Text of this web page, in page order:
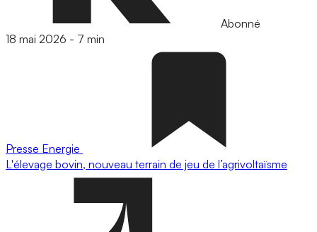
Abonné
18 mai 2026 - 7 min
Presse Energie
L'élevage bovin, nouveau terrain de jeu de l’agrivoltaïsme